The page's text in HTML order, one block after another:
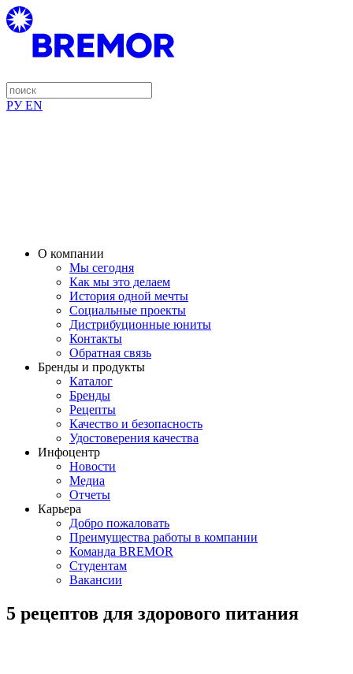
РУ EN
О компании
Мы сегодня
Как мы это делаем
История одной мечты
Социальные проекты
Дистрибуционные юниты
Контакты
Обратная связь
Бренды и продукты
Каталог
Бренды
Рецепты
Качество и безопасность
Удостоверения качества
Инфоцентр
Новости
Медиа
Отчеты
Карьера
Добро пожаловать
Преимущества работы в компании
Команда BREMOR
Студентам
Вакансии
5 рецептов для здорового питания